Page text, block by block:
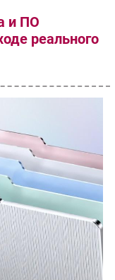
и ПО
реального